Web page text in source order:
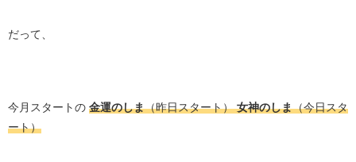
だって、
今月スタートの 金運のしま（昨日スタート）女神のしま（今日スタ
ート）